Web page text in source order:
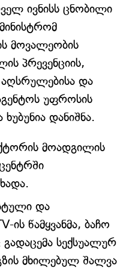
ივნისს ცნობილი
მოვალეობის
პრევენციის,
და
უფროსის
დანიშნა.
მოადგილის
და
წამყვანმა, ბაჩო
სექსუალურ
მხილებულ შალვა